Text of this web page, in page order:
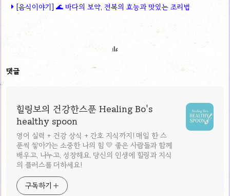
[음식이야기] 🌊 바다의 보약, 전복의 효능과 맛있는 조리법
댓글
힐링보의 건강한스푼 Healing Bo's
healthy spoon
영어 실력 + 건강 상식 + 간호 지식까지! 매일 한 스
푼씩 쌓아가는 소중한 나의 힘 💛 좋은 사람들과 함께
배우고, 나누고, 성장해요. 당신의 인생에 힐링과 지식
의 플러스를 더하세요!
구독하기